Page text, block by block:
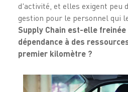
d'activité, et elles exigent peu
gestion pour le personnel qui
Supply Chain est-elle
dépendance à des
premier kilomètre ?